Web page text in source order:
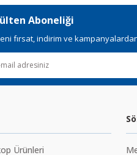
Aboneliği
fırsat, indirim ve
Ürünleri